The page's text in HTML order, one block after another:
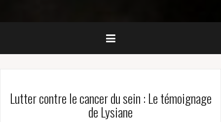
Lutter contre le cancer du sein : Le témoignage
de Lysiane